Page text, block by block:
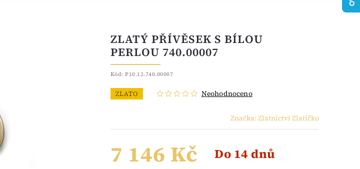
ZLATÝ PŘÍVĚSEK S BÍLOU
PERLOU 740.00007
Kód: P10.12.740.00007
ZLATO Neohodnoceno
Značka: Zlatnictví Zlatíčko
7 146 Kč Do 14 dnů